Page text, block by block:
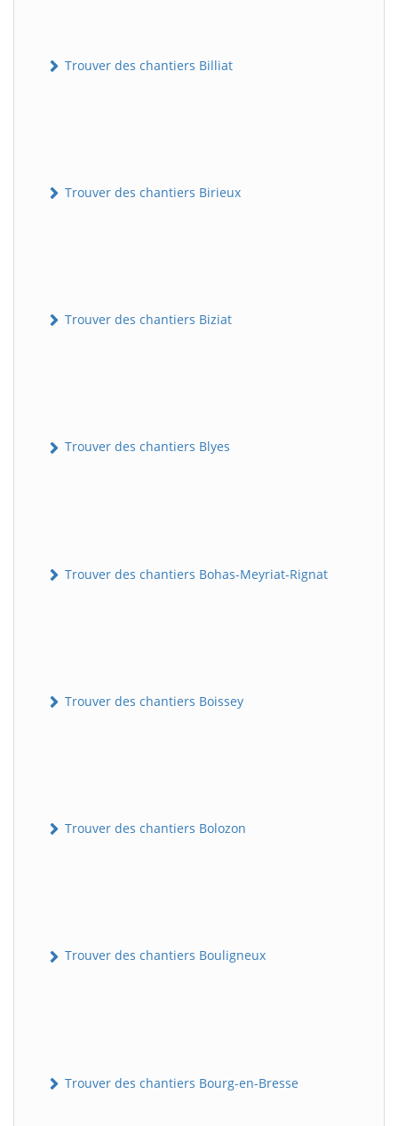
Trouver des chantiers Billiat
Trouver des chantiers Birieux
Trouver des chantiers Biziat
Trouver des chantiers Blyes
Trouver des chantiers Bohas-Meyriat-Rignat
Trouver des chantiers Boissey
Trouver des chantiers Bolozon
Trouver des chantiers Bouligneux
Trouver des chantiers Bourg-en-Bresse